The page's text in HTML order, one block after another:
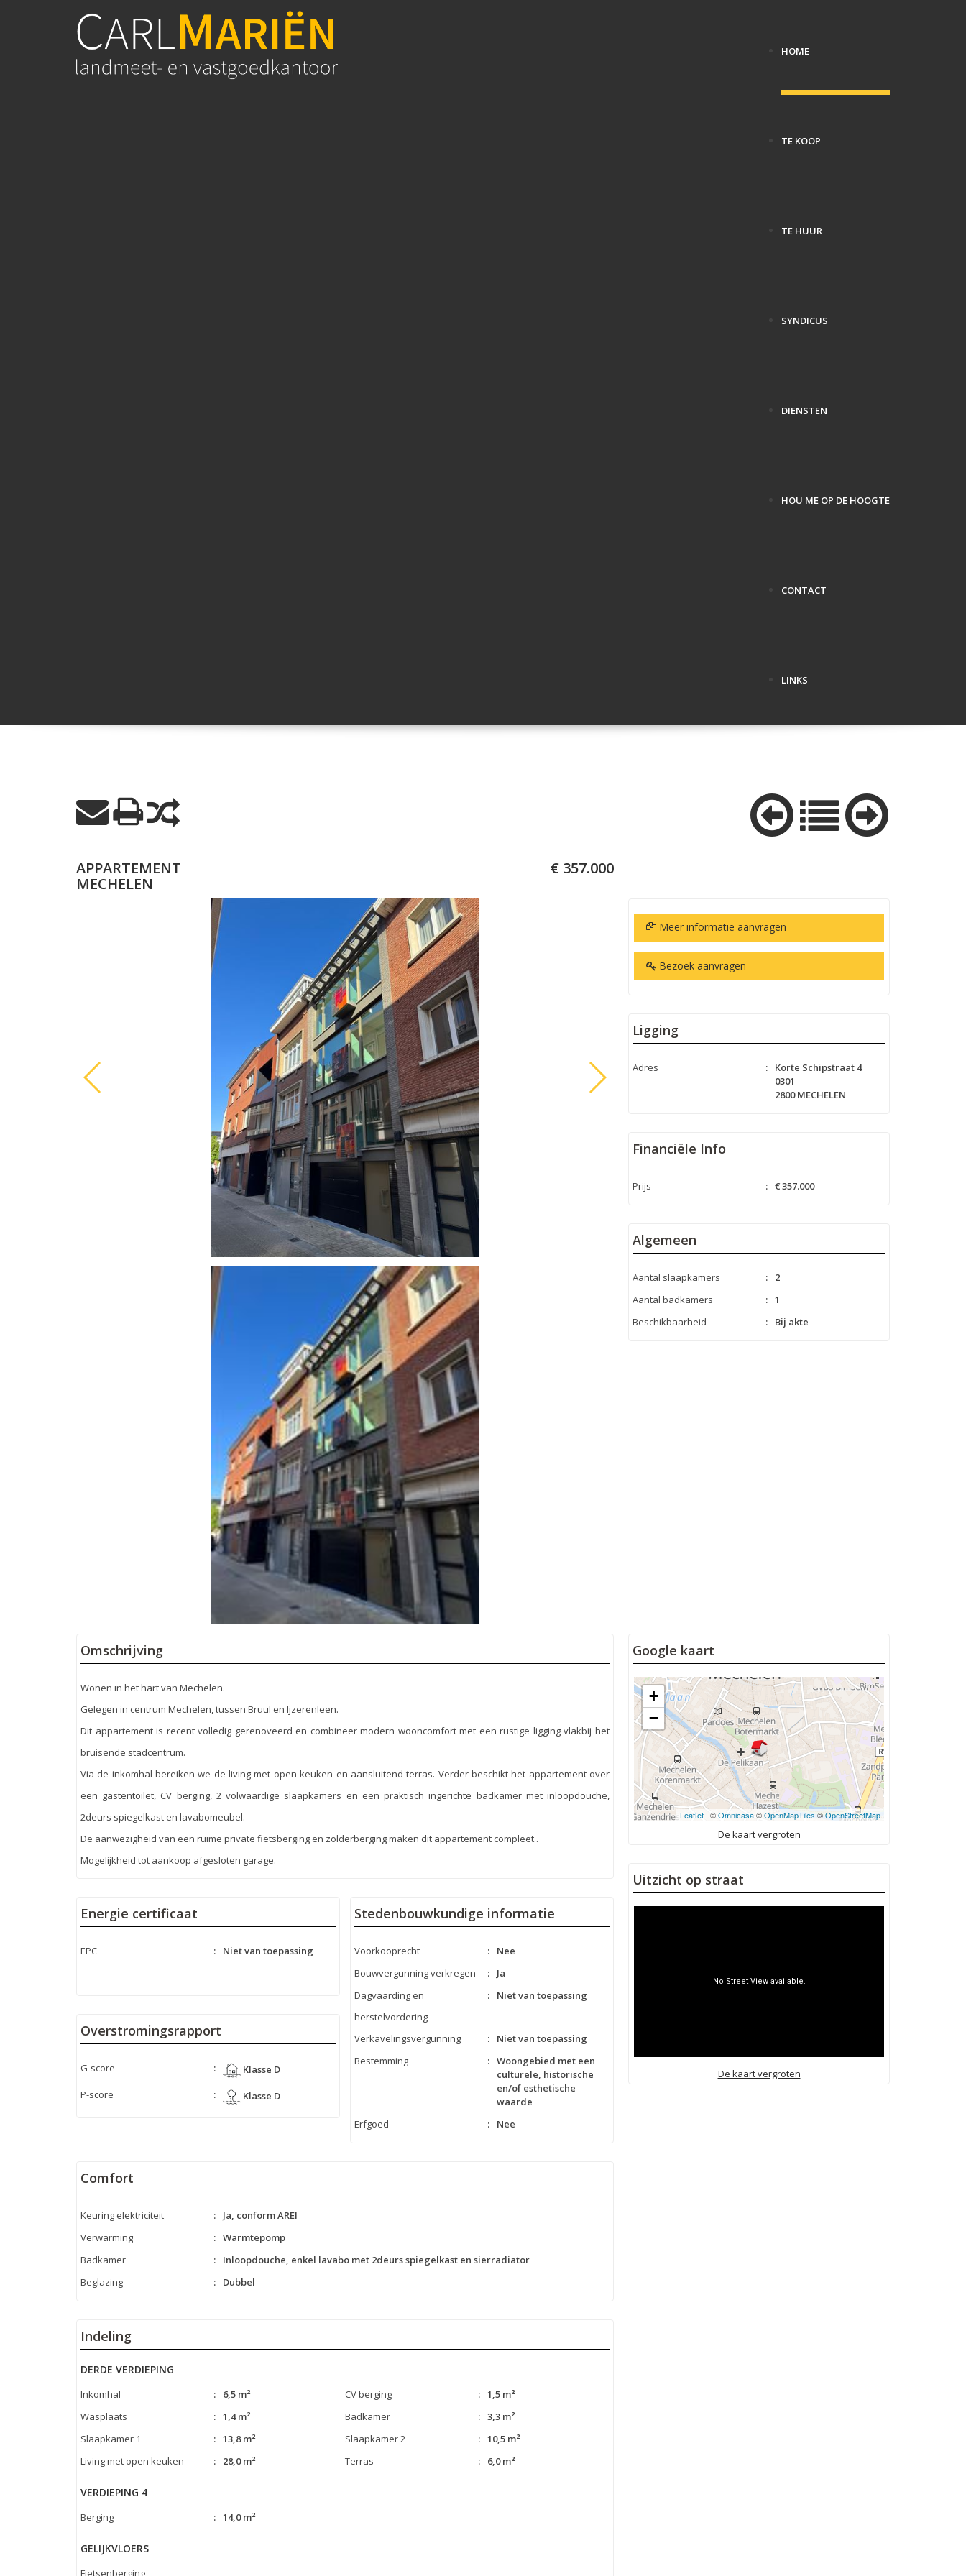
HOME
TE KOOP
TE HUUR
SYNDICUS
DIENSTEN
HOU ME OP DE HOOGTE
CONTACT
LINKS
APPARTEMENT
MECHELEN
€ 357.000
Meer informatie aanvragen
Bezoek aanvragen
Ligging
Adres :
Korte Schipstraat 4
0301
2800 MECHELEN
Financiële Info
Prijs : € 357.000
Algemeen
Aantal slaapkamers :
2
Aantal badkamers
: 1
Beschikbaarheid
: Bij akte
Omschrijving
Wonen in het hart van Mechelen.
Gelegen in centrum Mechelen, tussen Bruul en Ijzerenleen.
Dit appartement is recent volledig gerenoveerd en combineer modern wooncomfort met een rustige ligging vlakbij het
bruisende stadcentrum.
Via de inkomhal bereiken we de living met open keuken en aansluitend terras. Verder beschikt het appartement over
een gastentoilet, CV berging, 2 volwaardige slaapkamers en een praktisch ingerichte badkamer met inloopdouche,
2deurs spiegelkast en lavabomeubel.
De aanwezigheid van een ruime private fietsberging en zolderberging maken dit appartement compleet..
Mogelijkheid tot aankoop afgesloten garage.
Energie certificaat
EPC : Niet van toepassing
Overstromingsrapport
G-score :
Klasse D
P-score
: Klasse D
Stedenbouwkundige informatie
Voorkooprecht :
Nee
Bouwvergunning verkregen
:
Ja
Dagvaarding en
herstelvordering
: Niet van toepassing
Verkavelingsvergunning :
Niet van toepassing
Bestemming
: Woongebied met een
culturele, historische
en/of esthetische
waarde
Erfgoed
: Nee
Comfort
Keuring elektriciteit :
Ja, conform AREI
Verwarming
: Warmtepomp
Badkamer
:
Inloopdouche, enkel lavabo met 2deurs spiegelkast en sierradiator
Beglazing
: Dubbel
Indeling
DERDE VERDIEPING
Inkomhal : 6,5 m² CV berging : 1,5 m²
Wasplaats
: 1,4 m² Badkamer : 3,3 m²
Slaapkamer 1
: 13,8 m² Slaapkamer 2 : 10,5 m²
Living met open keuken
: 28,0 m² Terras : 6,0 m²
VERDIEPING 4
Berging : 14,0 m²
GELIJKVLOERS
Fietsenberging
Google kaart
+
−
Leaflet | ©Omnicasa©OpenMapTiles ©OpenStreetMap
De kaart vergroten
Uitzicht op straat
De kaart vergroten